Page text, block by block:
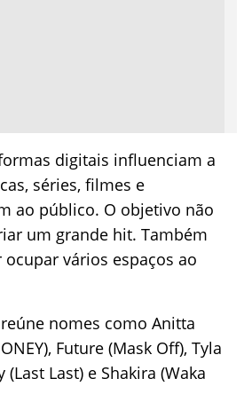
digitais influenciam a
séries, filmes e
ao público. O objetivo não
um grande hit. Também
vários espaços ao
nomes como Anitta
Future (Mask Off), Tyla
(Last Last) e Shakira (Waka